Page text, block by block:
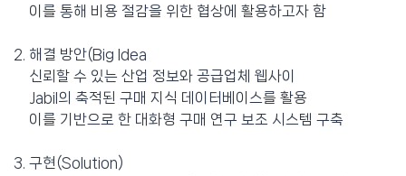
이를 통해 비용 절감을 위한 협상에 활용하고자 함
해결 방안(Big Idea
신뢰할 수 있는 산업 정보와 공급업체 웹사이
Jabil의 축적된 구매 지식 데이터베이스를 활용
이를 기반으로 한 대화형 구매 연구 보조 시스템 구축
구현(Solution)